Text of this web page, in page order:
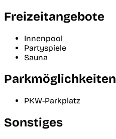
Freizeitangebote
Innenpool
Partyspiele
Sauna
Parkmöglichkeiten
PKW-Parkplatz
Sonstiges